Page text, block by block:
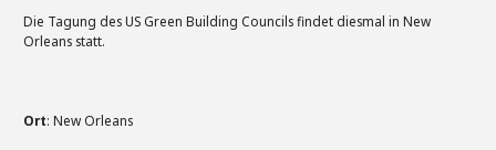
Die Tagung des US Green Building Councils findet diesmal in New
Orleans statt.
Ort: New Orleans